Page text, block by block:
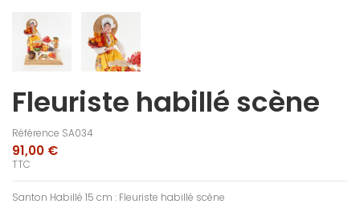
Fleuriste habillé scène
Référence SA034
91,00 €
TTC
Santon Habillé 15 cm : Fleuriste habillé scène